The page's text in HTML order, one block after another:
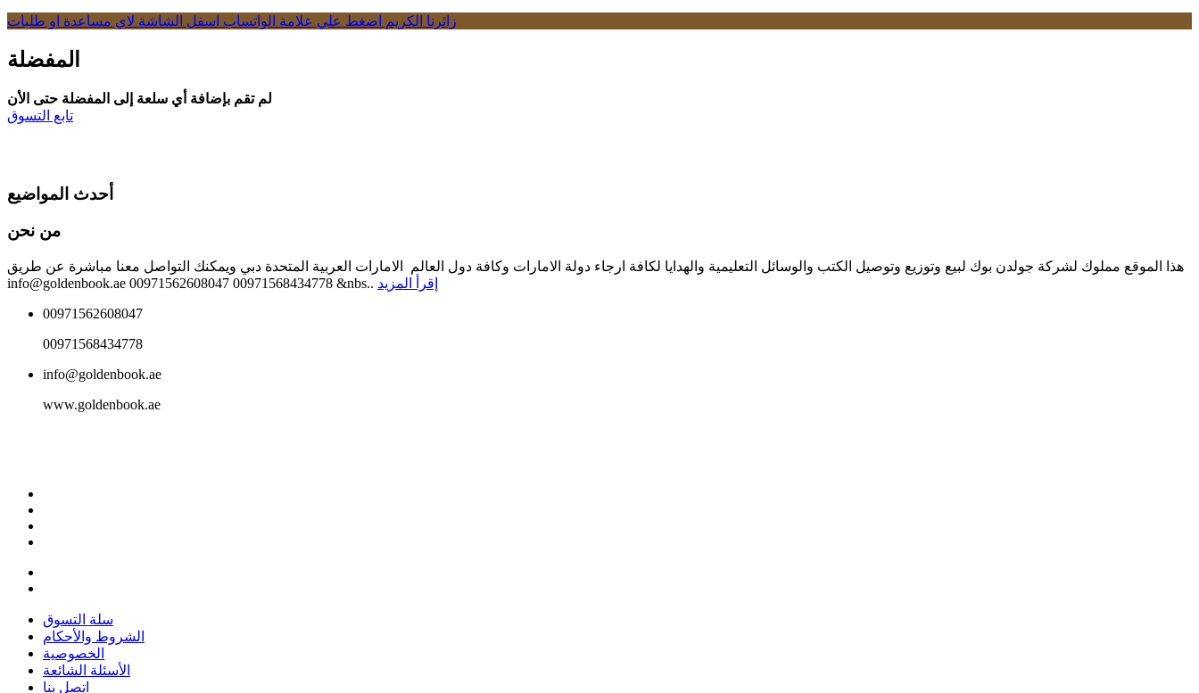
زائرنا الكريم اضغط علي علامة الواتساب اسفل الشاشة لاي مساعدة او طلبات
المفضلة
لم تقم بإضافة أي سلعة إلى المفضلة حتى الأن
تابع التسوق
أحدث المواضيع
من نحن
هذا الموقع مملوك لشركة جولدن بوك لبيع وتوزيع وتوصيل الكتب والوسائل التعليمية والهدايا لكافة ارجاء دولة الامارات وكافة دول العالم الامارات العربية المتحدة دبي ويمكنك التواصل معنا مباشرة عن طريق
info@goldenbook.ae 00971562608047 00971568434778 &nbs.. إقرأ المزيد
00971562608047
00971568434778
info@goldenbook.ae
www.goldenbook.ae
سلة التسوق
الشروط والأحكام
الخصوصية
الأسئلة الشائعة
اتصل بنا